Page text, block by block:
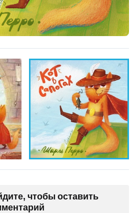
чтобы оставить